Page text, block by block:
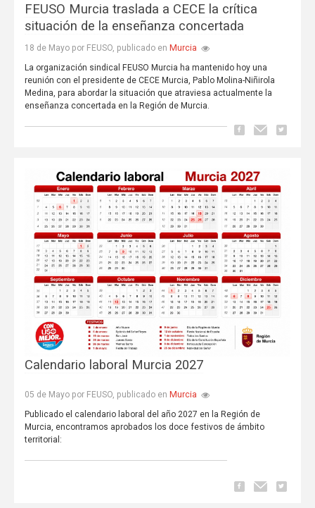
FEUSO Murcia traslada a CECE la crítica
situación de la enseñanza concertada
18 de Mayo por FEUSO, publicado en Murcia
La organización sindical FEUSO Murcia ha mantenido hoy una
reunión con el presidente de CECE Murcia, Pablo Molina-Niñirola
Medina, para abordar la situación que atraviesa actualmente la
enseñanza concertada en la Región de Murcia.
Calendario laboral Murcia 2027
05 de Mayo por FEUSO, publicado en Murcia
Publicado el calendario laboral del año 2027 en la Región de
Murcia, encontramos aprobados los doce festivos de ámbito
territorial: